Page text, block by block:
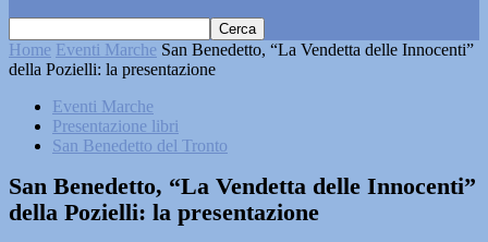
Home Eventi Marche San Benedetto, “La Vendetta delle Innocenti”
della Pozielli: la presentazione
Eventi Marche
Presentazione libri
San Benedetto del Tronto
San Benedetto, “La Vendetta delle Innocenti”
della Pozielli: la presentazione